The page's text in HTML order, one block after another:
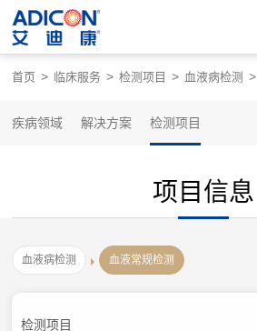
首页 > 临床服务 > 检测项目 > 血液病检测 >
疾病领域 解决方案 检测项目
项目信息
血液病检测 血液常规检测
检测项目